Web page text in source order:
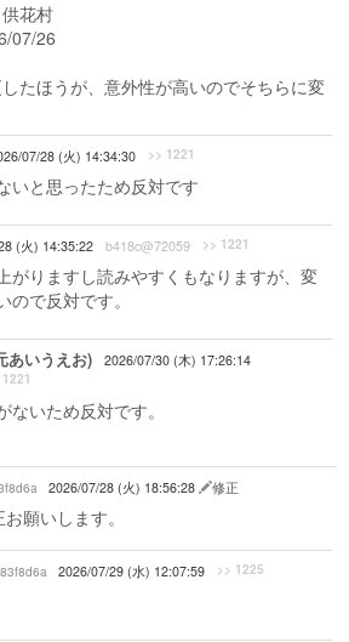
供花村
07/26
たほうが、意外性が高いのでそちらに変
07/28 (火) 14:34:30 >> 1221
いと思ったため反対です
(火) 14:35:22 b418c@72059 >> 1221
がりますし読みやすくもなりますが、変
ので反対です。
あいうえお)
2026/07/30 (木) 17:26:14
1221
ないため反対です。
2026/07/28 (火) 18:56:28 修正
願いします。
2026/07/29 (水) 12:07:59 >> 1225